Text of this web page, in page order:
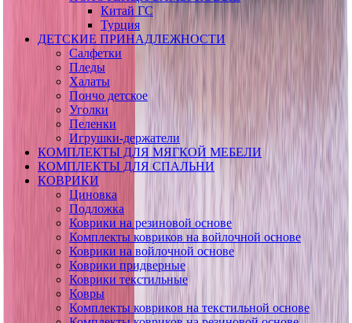
Китай ГС
Турция
ДЕТСКИЕ ПРИНАДЛЕЖНОСТИ
Салфетки
Пледы
Халаты
Пончо детское
Уголки
Пеленки
Игрушки-держатели
КОМПЛЕКТЫ ДЛЯ МЯГКОЙ МЕБЕЛИ
КОМПЛЕКТЫ ДЛЯ СПАЛЬНИ
КОВРИКИ
Циновка
Подложка
Коврики на резиновой основе
Комплекты ковриков на войлочной основе
Коврики на войлочной основе
Коврики придверные
Коврики текстильные
Ковры
Комплекты ковриков на текстильной основе